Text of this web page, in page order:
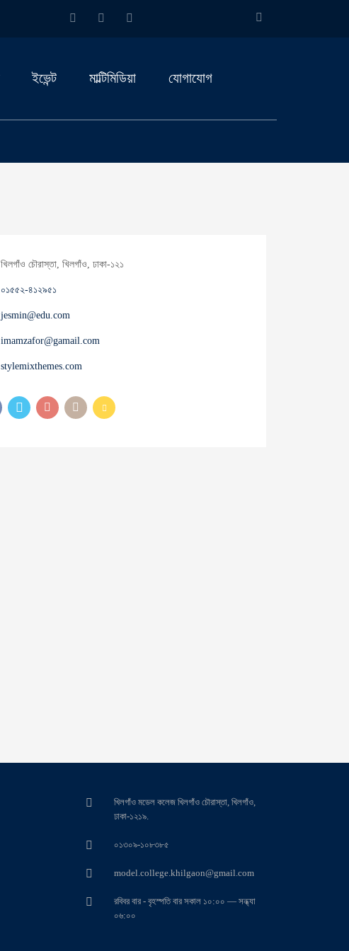
ইভেন্ট মাল্টিমিডিয়া যোগাযোগ
খিলগাঁও চৌরাস্তা, খিলগাঁও, ঢাকা-১২১
০১৫৫২-৪১২৯৫১
jesmin@edu.com
imamzafor@gamail.com
stylemixthemes.com
খিলগাঁও মডেল কলেজ খিলগাঁও চৌরাস্তা, খিলগাঁও,
ঢাকা-১২১৯.
০১৩০৯-১০৮৩৮৫
model.college.khilgaon@gmail.com
রবিবর বার - বৃহস্পতি বার সকাল ১০:০০ — সন্ধ্যা
০৬:০০